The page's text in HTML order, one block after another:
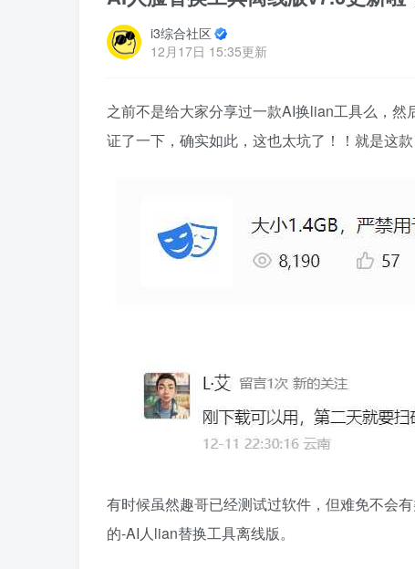
i3综合社区
12月17日 15:35更新
之前不是给大家分享过一款AI换lian工具么，
证了一下，确实如此，这也太坑了！！就是这
有时候虽然趣哥已经测试过软件，但难免不会
的-AI人lian替换工具离线版。